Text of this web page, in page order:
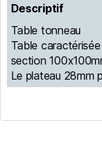
Descriptif
Table tonneau
Table
section
Le plateau 28mm